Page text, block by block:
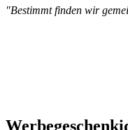
"Bestimmt finden wir